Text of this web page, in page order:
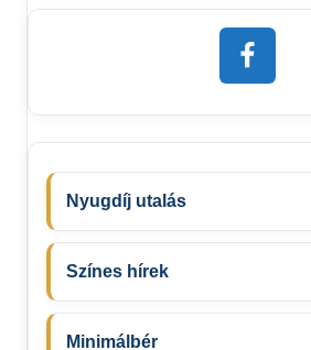
Nyugdíj utalás
Színes hírek
Minimálbér